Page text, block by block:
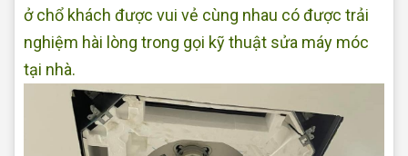
ở chổ khách được vui vẻ cùng nhau có được trải
nghiệm hài lòng trong gọi kỹ thuật sửa máy móc
tại nhà.